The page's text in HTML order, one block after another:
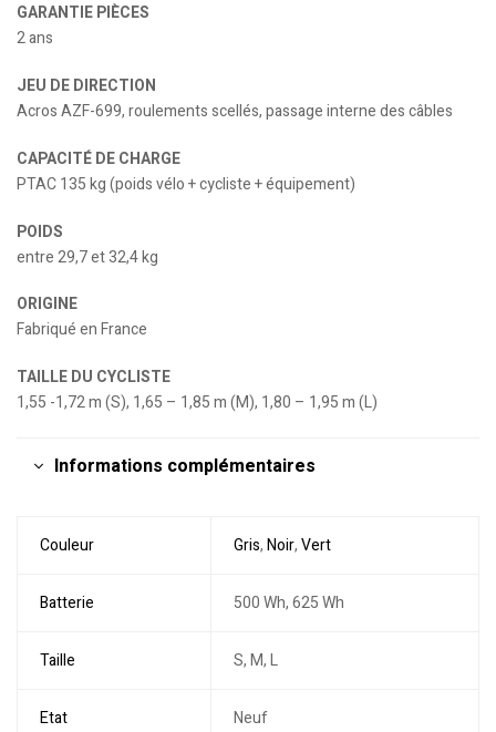
GARANTIE PIÈCES
2 ans
JEU DE DIRECTION
Acros AZF-699, roulements scellés, passage interne des câbles
CAPACITÉ DE CHARGE
PTAC 135 kg (poids vélo + cycliste + équipement)
POIDS
entre 29,7 et 32,4 kg
ORIGINE
Fabriqué en France
TAILLE DU CYCLISTE
1,55 -1,72 m (S), 1,65 – 1,85 m (M), 1,80 – 1,95 m (L)
Informations complémentaires
Couleur Gris,Noir,Vert
Batterie 500 Wh, 625 Wh
Taille S, M, L
Etat Neuf